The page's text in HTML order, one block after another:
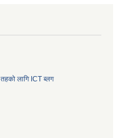
लागि ICT ब्लग